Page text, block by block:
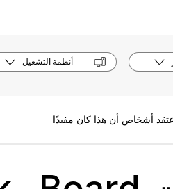
أنظمة التشغيل